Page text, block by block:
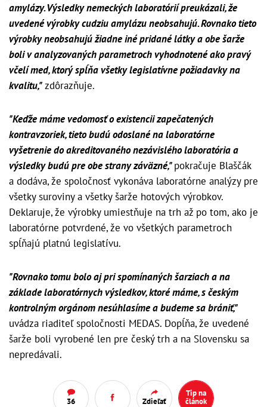
amylázy. Výsledky nemeckých laboratórií preukázali, že
uvedené výrobky cudziu amylázu neobsahujú. Rovnako tieto
výrobky neobsahujú žiadne iné pridané látky a obe šarže
boli v analyzovaných parametroch vyhodnotené ako pravý
včelí med, ktorý spĺňa všetky legislatívne požiadavky na
kvalitu,"zdôrazňuje.
"Keďže máme vedomosť o existencii zapečatených
kontravzoriek, tieto budú odoslané na laboratórne
vyšetrenie do akreditovaného nezávislého laboratória a
výsledky budú pre obe strany záväzné,"pokračuje Blaščák
a dodáva, že spoločnosť vykonáva laboratórne analýzy pre
všetky suroviny a všetky šarže hotových výrobkov.
Deklaruje, že výrobky umiestňuje na trh až po tom, ako je
laboratórne potvrdené, že vo všetkých parametroch
spĺňajú platnú legislatívu.
"Rovnako tomu bolo aj pri spomínaných šarziach a na
základe laboratórnych výsledkov, ktoré máme, s českým
kontrolným orgánom nesúhlasíme a budeme sa brániť,"
uvádza riaditeľ spoločnosti MEDAS. Dopĺňa, že uvedené
šarže boli vyrobené len pre český trh a na Slovensku sa
nepredávali.
36 Zdieľať
Tip na
článok